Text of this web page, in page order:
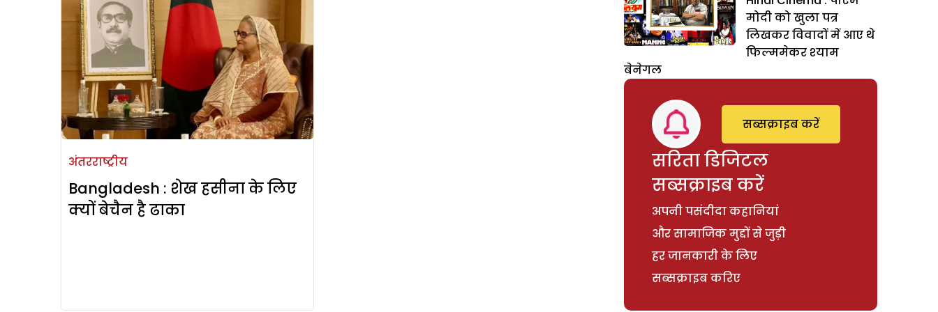
अंतरराष्ट्रीय
Bangladesh : शेख हसीना के लिए
क्यों बेचैन है ढाका
मोदी को खुला पत्र
लिखकर विवादों में आए थे
फिल्ममेकर श्‍याम
बेनेगल
सरिता डिजिटल
सब्सक्राइब करें
अपनी पसंदीदा कहानियां
और सामाजिक मुद्दों से जुड़ी
हर जानकारी के लिए
सब्सक्राइब करिए
सब्सक्राइब करें